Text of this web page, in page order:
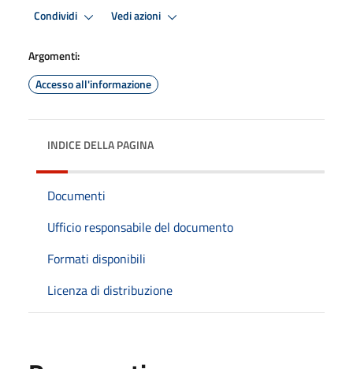
Condividi Vedi azioni
Argomenti:
Accesso all'informazione
INDICE DELLA PAGINA
Documenti
Ufficio responsabile del documento
Formati disponibili
Licenza di distribuzione